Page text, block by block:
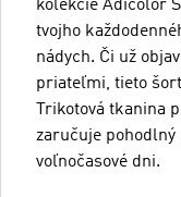
kolekcie Adicolor
tvojho
nádych. Či už
priateľmi, tieto
Trikotová tkanina
zaručuje pohodlný
voľnočasové dni.